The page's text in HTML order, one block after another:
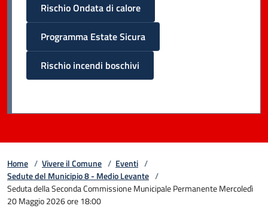
Rischio Ondata di calore
Programma Estate Sicura
Rischio incendi boschivi
Home / Vivere il Comune / Eventi /
Sedute del Municipio 8 - Medio Levante /
Seduta della Seconda Commissione Municipale Permanente Mercoledì
20 Maggio 2026 ore 18:00